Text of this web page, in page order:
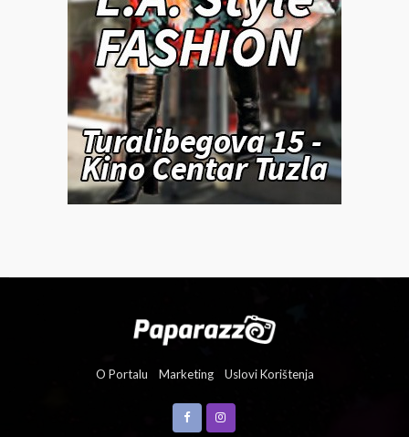
O Portalu Marketing Uslovi Korištenja